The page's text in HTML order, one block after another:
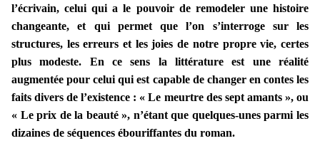
l’écrivain, celui qui a le pouvoir de remodeler une histoire
changeante, et qui permet que l’on s’interroge sur les
structures, les erreurs et les joies de notre propre vie, certes
plus modeste. En ce sens la littérature est une réalité
augmentée pour celui qui est capable de changer en contes les
faits divers de l’existence : « Le meurtre des sept amants », ou
« Le prix de la beauté », n’étant que quelques-unes parmi les
dizaines de séquences ébouriffantes du roman.